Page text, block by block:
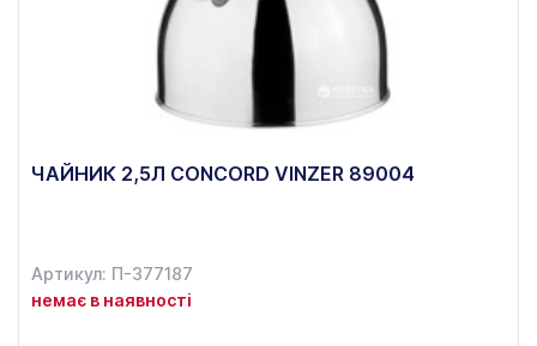
ЧАЙНИК 2,5Л CONCORD VINZER 89004
Артикул: П-377187
немає в наявності